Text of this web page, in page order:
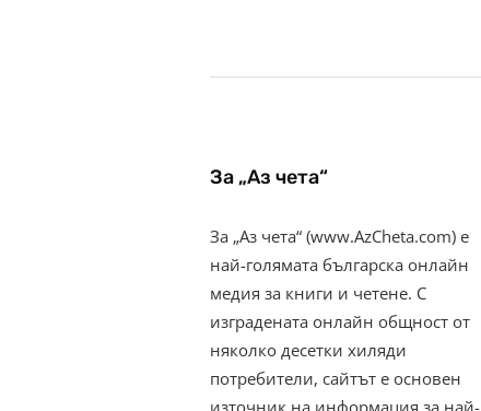
За „Аз чета“
За „Аз чета“ (www.AzCheta.com) е
най-голямата българска онлайн
медия за книги и четене. С
изградената онлайн общност от
няколко десетки хиляди
потребители, сайтът е основен
източник на информация за най-